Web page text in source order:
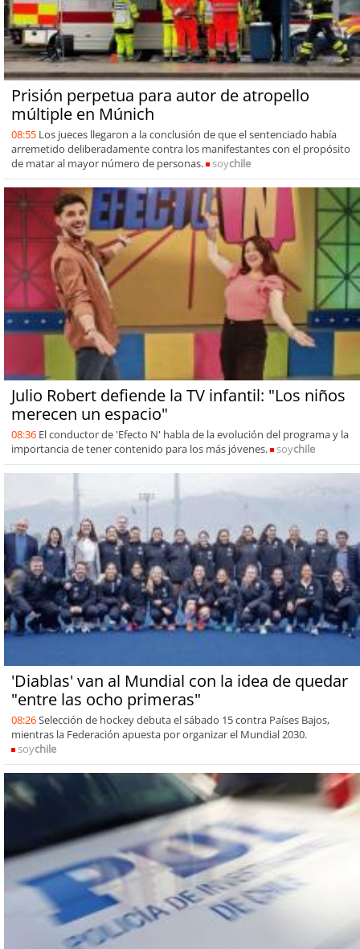
Prisión perpetua para autor de atropello
múltiple en Múnich
08:55 Los jueces llegaron a la conclusión de que el sentenciado había
arremetido deliberadamente contra los manifestantes con el propósito
de matar al mayor número de personas.
soychile
Julio Robert defiende la TV infantil: "Los niños
merecen un espacio"
08:36 El conductor de 'Efecto N' habla de la evolución del programa y la
importancia de tener contenido para los más jóvenes.
soychile
'Diablas' van al Mundial con la idea de quedar
"entre las ocho primeras"
08:26Selección de hockey debuta el sábado 15 contra Países Bajos,
mientras la Federación apuesta por organizar el Mundial 2030.
soychile